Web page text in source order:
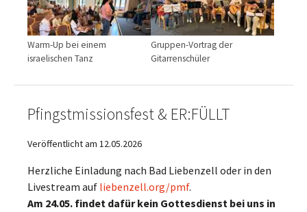
Warm-Up bei einem
israelischen Tanz
Gruppen-Vortrag der
Gitarrenschüler
Pfingstmissionsfest & ER:FÜLLT
Veröffentlicht am 12.05.2026
Herzliche Einladung nach Bad Liebenzell oder in den
Livestream auf liebenzell.org/pmf.
Am 24.05. findet dafür kein Gottesdienst bei uns in